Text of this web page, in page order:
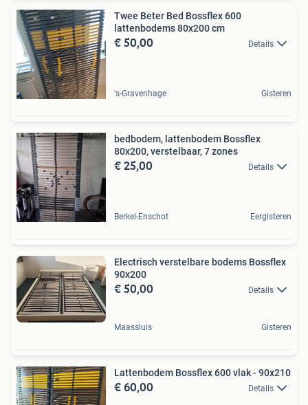
Twee Beter Bed Bossflex 600
lattenbodems 80x200 cm
€ 50,00 Details
's-Gravenhage Gisteren
bedbodem, lattenbodem Bossflex
80x200, verstelbaar, 7 zones
€ 25,00 Details
Berkel-Enschot Eergisteren
Electrisch verstelbare bodems Bossflex
90x200
€ 50,00 Details
Maassluis Gisteren
Lattenbodem Bossflex 600 vlak - 90x210
€ 60,00 Details